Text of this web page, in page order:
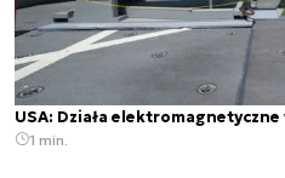
USA: Działa
1 min.